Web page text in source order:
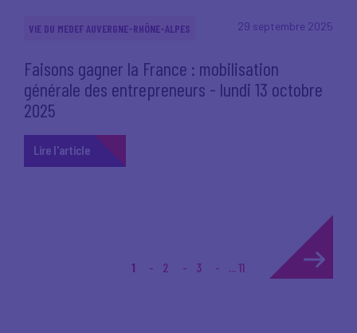
29 septembre 2025
VIE DU MEDEF AUVERGNE-RHÔNE-ALPES
Faisons gagner la France : mobilisation
générale des entrepreneurs - lundi 13 octobre
2025
Lire l'article
1 2 3 ... 11